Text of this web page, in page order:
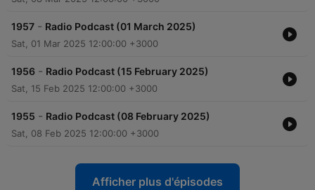
1957 - Radio Podcast (01 March 2025)
Sat, 01 Mar 2025 12:00:00 +3000
1956 - Radio Podcast (15 February 2025)
Sat, 15 Feb 2025 12:00:00 +3000
1955 - Radio Podcast (08 February 2025)
Sat, 08 Feb 2025 12:00:00 +3000
Afficher plus d'épisodes